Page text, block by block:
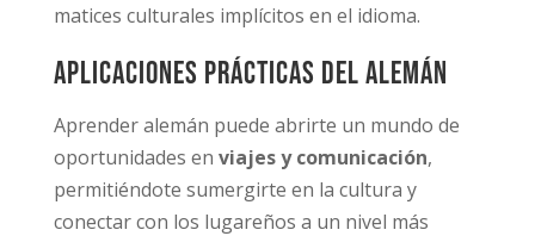
matices culturales implícitos en el idioma.
Aplicaciones prácticas del alemán
Aprender alemán puede abrirte un mundo de
oportunidades en viajes y comunicación,
permitiéndote sumergirte en la cultura y
conectar con los lugareños a un nivel más